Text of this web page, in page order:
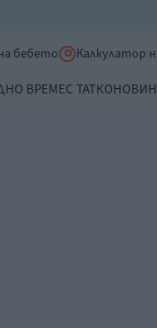
бебето Калкулатор
ВРЕМЕС ТАТКО